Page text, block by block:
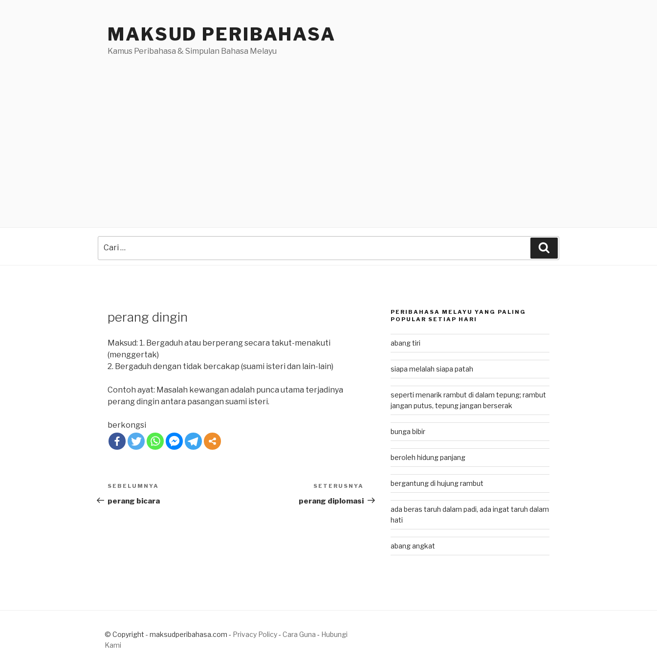
MAKSUD PERIBAHASA
Kamus Peribahasa & Simpulan Bahasa Melayu
for:
perang dingin
Maksud: 1. Bergaduh atau berperang secara takut-menakuti
(menggertak)
2. Bergaduh dengan tidak bercakap (suami isteri dan lain-lain)
Contoh ayat: Masalah kewangan adalah punca utama terjadinya
perang dingin antara pasangan suami isteri.
berkongsi
Post
navigation
Previous
Post
SEBELUMNYA
perang bicara
Post
SETERUSNYA
perang diplomasi
PERIBAHASA MELAYU YANG PALING
POPULAR SETIAP HARI
abang tiri
siapa melalah siapa patah
seperti menarik rambut di dalam tepung; rambut
jangan putus, tepung jangan berserak
bunga bibir
beroleh hidung panjang
bergantung di hujung rambut
ada beras taruh dalam padi, ada ingat taruh dalam
hati
abang angkat
© Copyright - maksudperibahasa.com - Privacy Policy- Cara Guna - Hubungi
Kami